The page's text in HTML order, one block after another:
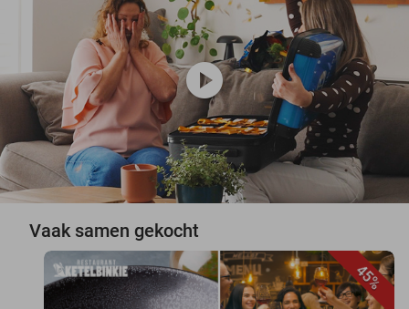
play_circle
Vaak samen gekocht
45%